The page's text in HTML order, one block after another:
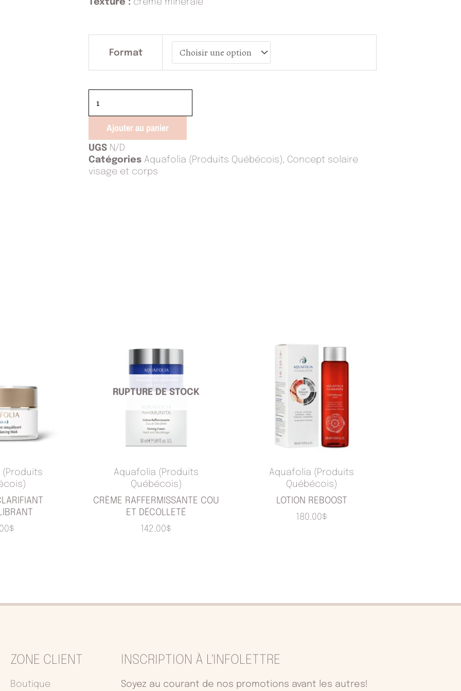
Texture : crème minérale
Format
Ajouter au panier
UGS N/D
Catégories Aquafolia (Produits Québécois), Concept solaire
visage et corps
$
RUPTURE DE STOCK
Aquafolia (Produits
Québécois)
CRÈME RAFFERMISSANTE COU
ET DÉCOLLETÉ
142.00$
Aquafolia (Produits
Québécois)
LOTION REBOOST
180.00$
ZONE CLIENT
Boutique
INSCRIPTION À L'INFOLETTRE
Soyez au courant de nos promotions avant les autres!